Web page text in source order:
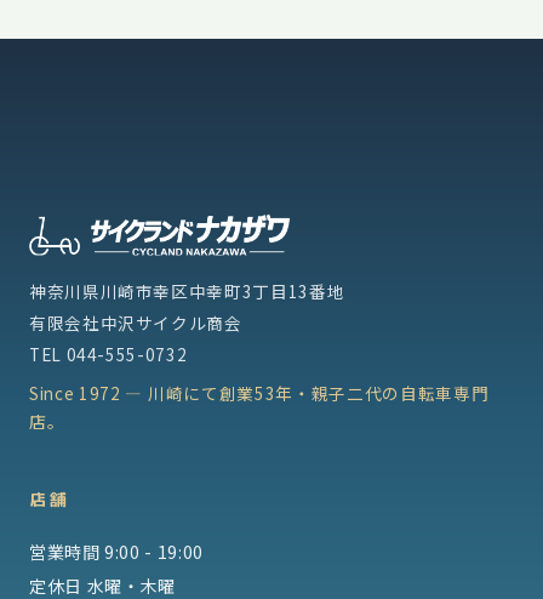
神奈川県川崎市幸区中幸町3丁目13番地
有限会社中沢サイクル商会
TEL 044-555-0732
Since 1972 — 川崎にて創業53年・親子二代の自転車専門
店。
店舗
営業時間 9:00 - 19:00
定休日 水曜・木曜